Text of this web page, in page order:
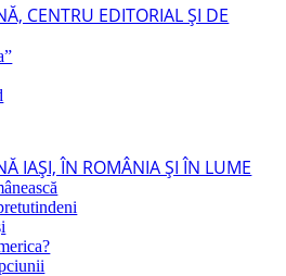
CENTRU EDITORIAL ŞI DE
IAŞI, ÎN ROMÂNIA ŞI ÎN LUME